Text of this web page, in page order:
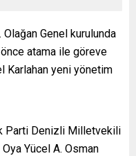
Olağan Genel kurulunda
atama ile göreve
Karlahan yeni yönetim
Parti Denizli Milletvekili
Yücel A. Osman